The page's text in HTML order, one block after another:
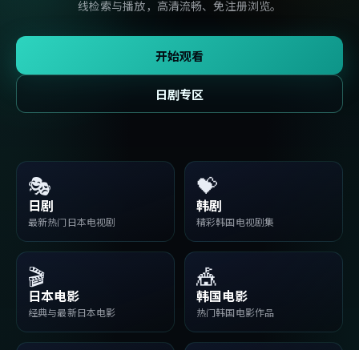
线检索与播放，高清流畅、免注册浏览。
开始观看
日剧专区
🎭
日剧
最新热门日本电视剧
💝
韩剧
精彩韩国电视剧集
🎬
日本电影
经典与最新日本电影
🎪
韩国电影
热门韩国电影作品